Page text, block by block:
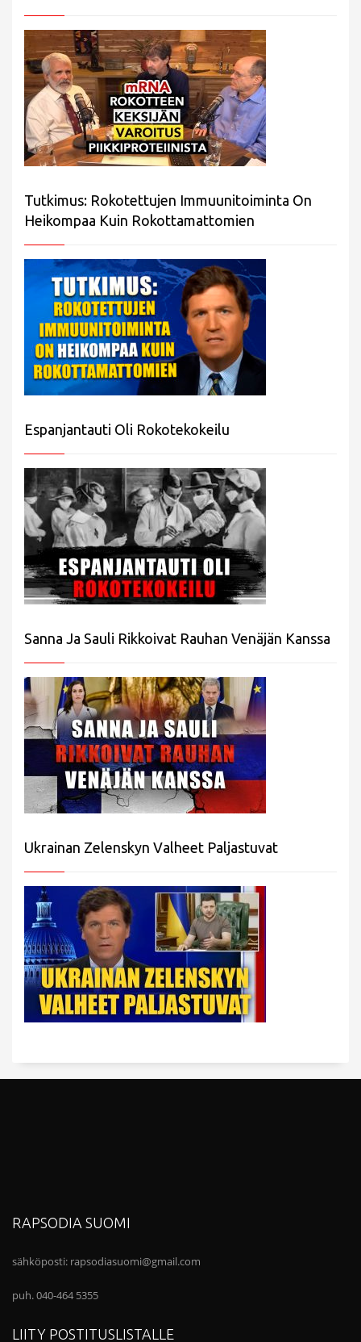
Tutkimus: Rokotettujen Immuunitoiminta On
Heikompaa Kuin Rokottamattomien
Espanjantauti Oli Rokotekokeilu
Sanna Ja Sauli Rikkoivat Rauhan Venäjän Kanssa
Ukrainan Zelenskyn Valheet Paljastuvat
RAPSODIA SUOMI
sähköposti: rapsodiasuomi@gmail.com
puh. 040-464 5355
LIITY POSTITUSLISTALLE